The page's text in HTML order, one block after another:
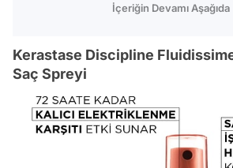
İçeriğin Devamı Aşağıda
Kerastase Discipline
Saç Spreyi